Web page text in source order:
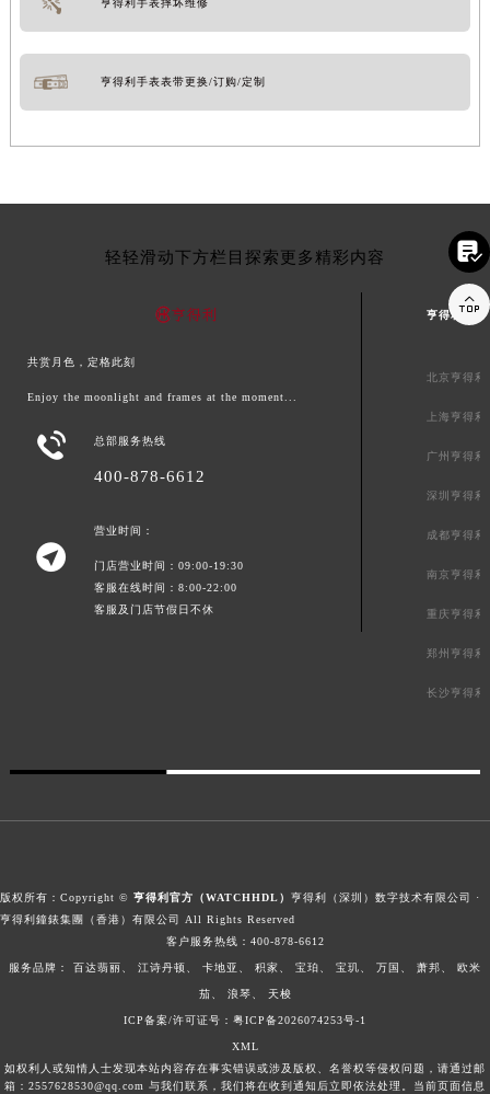
亨得利手表摔坏维修
亨得利手表表带更换/订购/定制
轻轻滑动下方栏目探索更多精彩内容
共赏月色，定格此刻
Enjoy the moonlight and frames at the moment...
 总部服务热线
400-878-6612

营业时间：
门店营业时间：09:00-19:30
客服在线时间：8:00-22:00
客服及门店节假日不休
亨得利中国
北京亨得利
上海亨得
广州亨得利
深圳亨得利
成都亨得利
南京亨得利
重庆亨得利
郑州亨得利
长沙亨得利
版权所有：Copyright © 亨得利官方（WATCHHDL） 亨得利（深圳）数字技术有限公司 ·
亨得利鐘錶集團（香港）有限公司 All Rights Reserved
客户服务热线： 400-878-6612
服务品牌： 百达翡丽、 江诗丹顿、 卡地亚、 积家、 宝珀、 宝玑、 万国、 萧邦、 欧米
茄、 浪琴、 天梭
ICP备案/许可证号：粤ICP备2026074253号-1
XML
如权利人或知情人士发现本站内容存在事实错误或涉及版权、名誉权等侵权问题，请通过邮
箱：2557628530@qq.com 与我们联系，我们将在收到通知后立即依法处理。当前页面信息

